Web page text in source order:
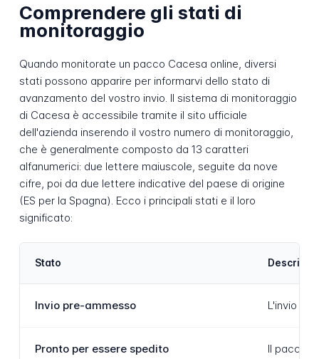
Comprendere gli stati di
monitoraggio
Quando monitorate un pacco Cacesa online, diversi
stati possono apparire per informarvi dello stato di
avanzamento del vostro invio. Il sistema di monitoraggio
di Cacesa è accessibile tramite il sito ufficiale
dell'azienda inserendo il vostro numero di monitoraggio,
che è generalmente composto da 13 caratteri
alfanumerici: due lettere maiuscole, seguite da nove
cifre, poi da due lettere indicative del paese di origine
(ES per la Spagna). Ecco i principali stati e il loro
significato:
Stato
Invio pre-ammesso L'invio è
Pronto per essere spedito Il pacco